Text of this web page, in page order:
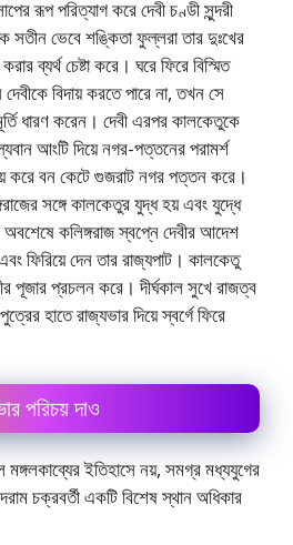
রূপ পরিত্যাগ করে দেবী চণ্ডী সুন্দরী
সতীন ভেবে শঙ্কিতা ফুল্লরা তার দুঃখের
ব্যর্থ চেষ্টা করে। ঘরে ফিরে বিস্মিত
বিদায় করতে পারে না, তখন সে
ধারণ করেন। দেবী এরপর কালকেতুকে
আংটি দিয়ে নগর-পত্তনের পরামর্শ
করে বন কেটে গুজরাট নগর পত্তন করে।
সঙ্গে কালকেতুর যুদ্ধ হয় এবং যুদ্ধে
কলিঙ্গরাজ স্বপ্নে দেবীর আদেশ
ফিরিয়ে দেন তার রাজ্যপাট। কালকেতু
পূজার প্রচলন করে। দীর্ঘকাল সুখে রাজত্ব
হাতে রাজ্যভার দিয়ে স্বর্গে ফিরে
পরিচয় দাও
মঙ্গলকাব্যের ইতিহাসে নয়, সমগ্র মধ্যযুগের
চক্রবর্তী একটি বিশেষ স্থান অধিকার